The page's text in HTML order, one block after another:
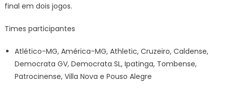
final em dois jogos.
Times participantes
Atlético-MG, América-MG, Athletic, Cruzeiro, Caldense,
Democrata GV, Democrata SL, Ipatinga, Tombense,
Patrocinense, Villa Nova e Pouso Alegre